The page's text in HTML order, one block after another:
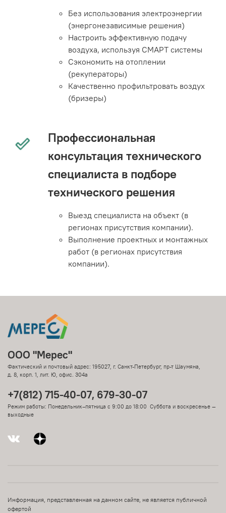
Без использования электроэнергии
(энергонезависимые решения)
Настроить эффективную подачу
воздуха, используя СМАРТ системы
Сэкономить на отоплении
(рекуператоры)
Качественно профильтровать воздух
(бризеры)
Профессиональная
консультация технического
специалиста в подборе
технического решения
Выезд специалиста на объект (в
регионах присутствия компании).
Выполнение проектных и монтажных
работ (в регионах присутствия
компании).
ООО "Мерес"
Фактический и почтовый адрес: 195027, г. Санкт-Петербург, пр-т Шаумяна,
д. 8, корп. 1, лит. Ю, офис. 304а
+7(812) 715-40-07, 679-30-07
Режим работы: Понедельник–пятница с 9:00 до 18:00 Суббота и воскресенье —
выходные
Информация, представленная на данном сайте, не является публичной
офертой